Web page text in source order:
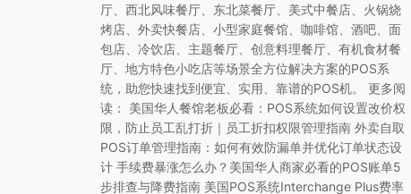
厅、西北风味餐厅、东北菜餐厅、美式中餐店、火锅烧
烤店、外卖快餐店、小型家庭餐馆、咖啡馆、酒吧、面
包店、冷饮店、主题餐厅、创意料理餐厅、有机食材餐
厅、地方特色小吃店等场景全方位解决方案的POS系
统，助您快速找到便宜、实用、靠谱的POS机。 更多阅
读： 美国华人餐馆老板必看：POS系统如何设置改价权
限，防止员工乱打折｜员工折扣权限管理指南 外卖自取
POS订单管理指南：如何有效防漏单并优化订单状态设
计 手续费暴涨怎么办？美国华人商家必看的POS账单5
步排查与降费指南 美国POS系统Interchange Plus费率